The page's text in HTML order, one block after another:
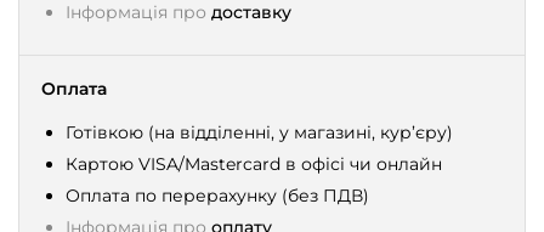
Інформація про доставку
Оплата
Готівкою (на відділенні, у магазині, кур’єру)
Картою VISA/Mastercard в офісі чи онлайн
Оплата по перерахунку (без ПДВ)
Інформація про оплату